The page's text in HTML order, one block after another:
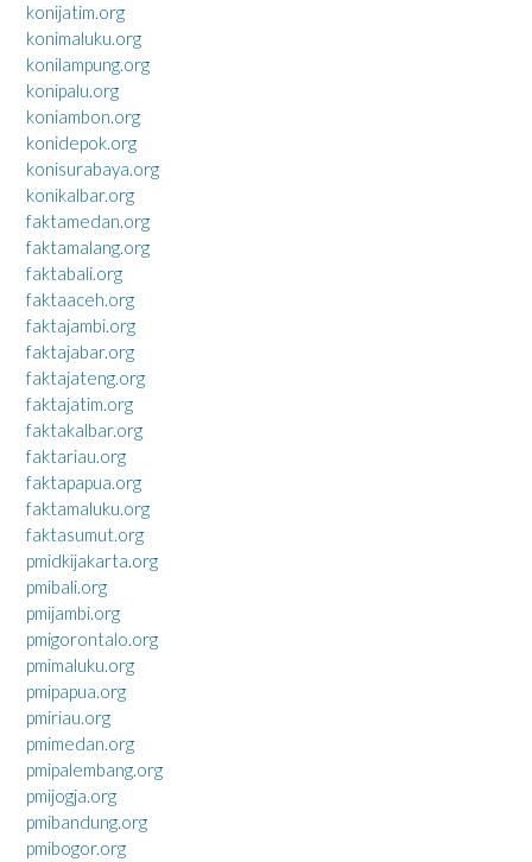
konijatim.org
konimaluku.org
konilampung.org
konipalu.org
koniambon.org
konidepok.org
konisurabaya.org
konikalbar.org
faktamedan.org
faktamalang.org
faktabali.org
faktaaceh.org
faktajambi.org
faktajabar.org
faktajateng.org
faktajatim.org
faktakalbar.org
faktariau.org
faktapapua.org
faktamaluku.org
faktasumut.org
pmidkijakarta.org
pmibali.org
pmijambi.org
pmigorontalo.org
pmimaluku.org
pmipapua.org
pmiriau.org
pmimedan.org
pmipalembang.org
pmijogja.org
pmibandung.org
pmibogor.org